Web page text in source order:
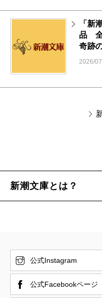
「新
品 全
奇跡
2026/
新潮文庫とは？
公式Instagram
公式Facebookページ